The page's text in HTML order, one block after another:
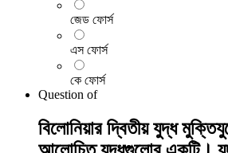
জেড ফোর্স
এস ফোর্স
কে ফোর্স
Question of
বিলোনিয়ার দ্বিতীয় যুদ্ধ